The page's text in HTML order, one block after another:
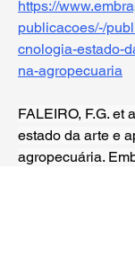
https://
publicacoes/-/
cnologia-estado-
na-agropecuaria
FALEIRO, F.G. et
estado da arte e
agropecuária.